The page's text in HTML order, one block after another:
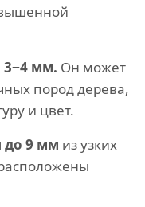
мм. Он может
пород дерева,
и цвет.
до 9 мм из узких